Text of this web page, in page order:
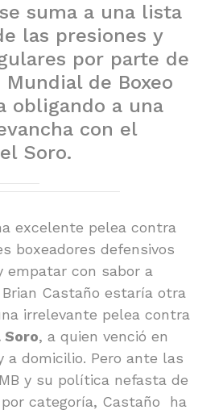
suma a una lista
las presiones y
por parte de
Mundial de Boxeo
obligando a una
con el
Soro.
excelente pelea contra
boxeadores defensivos
empatar con sabor a
Castaño estaría otra
irrelevante pelea contra
Soro, a quien venció en
a domicilio. Pero ante las
y su política nefasta de
categoría, Castaño ha